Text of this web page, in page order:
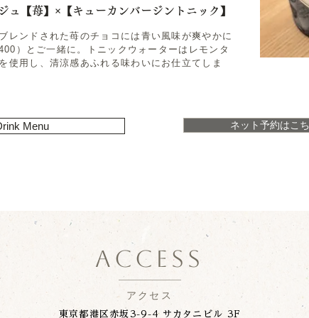
ュ【苺】×【キューカンバージントニック】
レンドされた苺のチョコには青い風味が爽やかに
）とご一緒に。トニックウォーターはレモンタ
使用し、清涼感あふれる味わいにお仕立てしま
Menu ネット予約はこ
ACCESS
アクセス
東京都港区赤坂3-9-4 サカタニビル 3F​